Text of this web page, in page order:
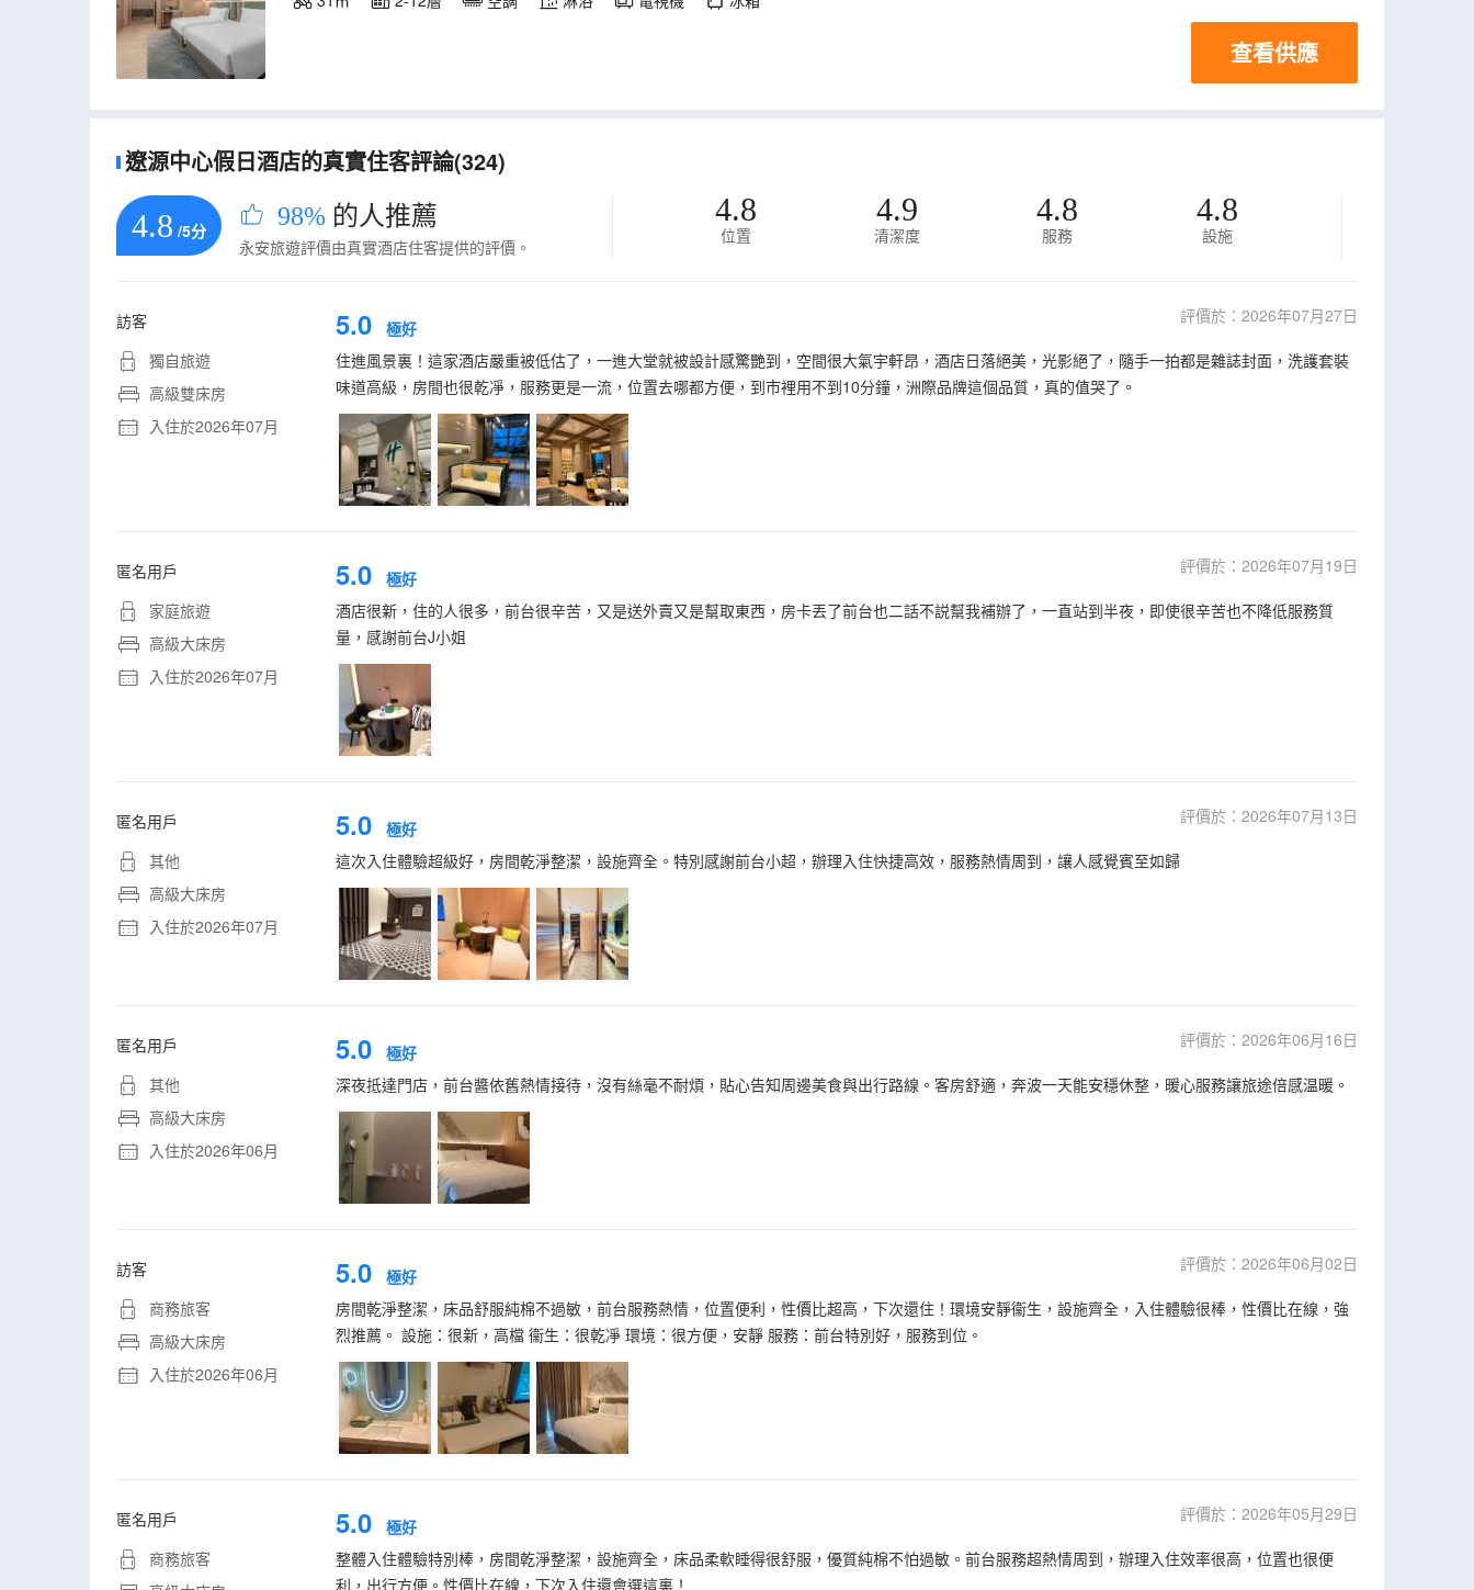
查看供應
遼源中心假日酒店的真實住客評論(324)
4.8 /5分 98% 的人推薦
永安旅遊評價由真實酒店住客提供的評價。
4.8
位置
4.9
清潔度
4.8
服務
4.8
設施
訪客
獨自旅遊
高級雙床房
入住於2026年07月
5.0 極好
評價於：2026年07月27日
住進風景裏！這家酒店嚴重被低估了，一進大堂就被設計感驚艷到，空間很大氣宇軒昂，酒店日落絕美，光影絕了，隨手一拍都是雜誌封面，洗護套裝
味道高級，房間也很乾凈，服務更是一流，位置去哪都方便，到市裡用不到10分鐘，洲際品牌這個品質，真的值哭了。
匿名用戶
家庭旅遊
高級大床房
入住於2026年07月
5.0 極好
評價於：2026年07月19日
酒店很新，住的人很多，前台很辛苦，又是送外賣又是幫取東西，房卡丟了前台也二話不説幫我補辦了，一直站到半夜，即使很辛苦也不降低服務質
量，感謝前台J小姐
匿名用戶
其他
高級大床房
入住於2026年07月
5.0 極好
評價於：2026年07月13日
這次入住體驗超級好，房間乾淨整潔，設施齊全。特別感謝前台小超，辦理入住快捷高效，服務熱情周到，讓人感覺賓至如歸
匿名用戶
其他
高級大床房
入住於2026年06月
5.0 極好
評價於：2026年06月16日
深夜抵達門店，前台醬依舊熱情接待，沒有絲毫不耐煩，貼心告知周邊美食與出行路線。客房舒適，奔波一天能安穩休整，暖心服務讓旅途倍感温暖。
訪客
商務旅客
高級大床房
入住於2026年06月
5.0 極好
評價於：2026年06月02日
房間乾淨整潔，床品舒服純棉不過敏，前台服務熱情，位置便利，性價比超高，下次還住！環境安靜衞生，設施齊全，入住體驗很棒，性價比在線，強
烈推薦。 設施：很新，高檔 衞生：很乾凈 環境：很方便，安靜 服務：前台特別好，服務到位。
匿名用戶
商務旅客
5.0 極好
評價於：2026年05月29日
整體入住體驗特別棒，房間乾淨整潔，設施齊全，床品柔軟睡得很舒服，優質純棉不怕過敏。前台服務超熱情周到，辦理入住效率很高，位置也很便
利，出行方便。性價比在線，下次入住還會選這裏！